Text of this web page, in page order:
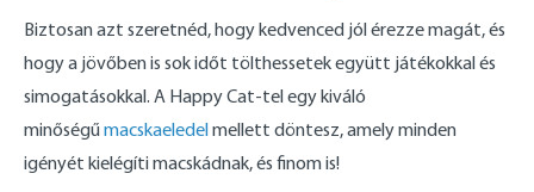
Biztosan azt szeretnéd, hogy kedvenced jól érezze magát, és
hogy a jövőben is sok időt tölthessetek együtt játékokkal és
simogatásokkal. A Happy Cat-tel egy kiváló
minőségűmacskaeledelmellett döntesz, amely minden
igényét kielégíti macskádnak, és finom is!